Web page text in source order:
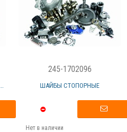
245-1702096
ШАЙБЫ СТОПОРНЫЕ
Нет в наличии